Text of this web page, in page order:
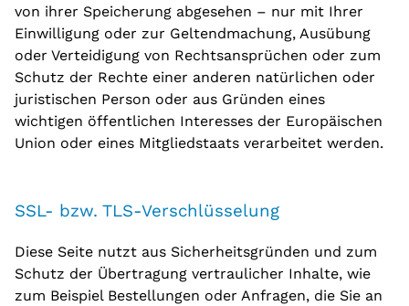
von ihrer Speicherung abgesehen – nur mit Ihrer
Einwilligung oder zur Geltendmachung, Ausübung
oder Verteidigung von Rechtsansprüchen oder zum
Schutz der Rechte einer anderen natürlichen oder
juristischen Person oder aus Gründen eines
wichtigen öffentlichen Interesses der Europäischen
Union oder eines Mitgliedstaats verarbeitet werden.
SSL- bzw. TLS-Verschlüsselung
Diese Seite nutzt aus Sicherheitsgründen und zum
Schutz der Übertragung vertraulicher Inhalte, wie
zum Beispiel Bestellungen oder Anfragen, die Sie an